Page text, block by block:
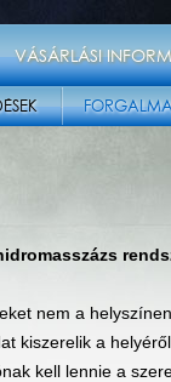
VÁSÁRLÁSI
nem a
kiszerelik a
kell lennie a